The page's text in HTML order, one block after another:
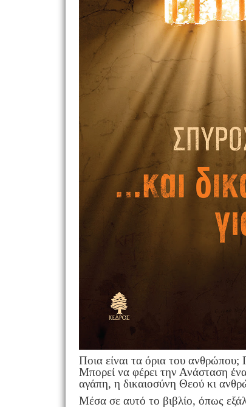
Ποια είναι τα όρια του
Μπορεί να φέρει την Ανάσταση
αγάπη, η δικαιοσύνη Θεού κι
Μέσα σε αυτό το βιβλίο, όπως